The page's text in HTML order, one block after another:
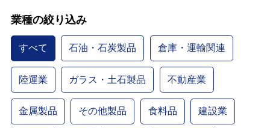
業種の絞り込み
すべて 石油・石炭製品 倉庫・運輸関連
陸運業 ガラス・土石製品 不動産業
金属製品 その他製品 食料品 建設業